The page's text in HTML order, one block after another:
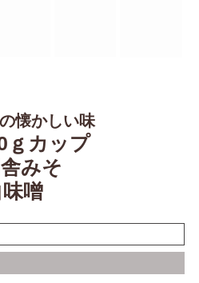
懐かしい味
ｇカップ
みそ
噌